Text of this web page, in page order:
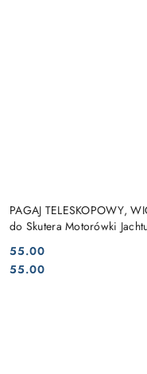
PAGAJ TELESKOPOWY,
do Skutera Motorówki
Cena:
55.00
Cena:
55.00